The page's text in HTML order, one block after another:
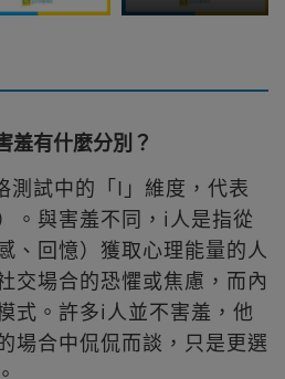
羞有什麼分別？
測試中的「I」維度，代表
與害羞不同，i人是指從
、回憶）獲取心理能量的人
交場合的恐懼或焦慮，而內
式。許多i人並不害羞，他
場合中侃侃而談，只是更選